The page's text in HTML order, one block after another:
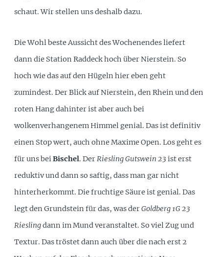
schaut. Wir stellen uns deshalb dazu.
Die Wohl beste Aussicht des Wochenendes liefert
dann die Station Raddeck hoch über Nierstein. So
hoch wie das auf den Hügeln hier eben geht
zumindest. Der Blick auf Nierstein, den Rhein und den
roten Hang dahinter ist aber auch bei
wolkenverhangenem Himmel genial. Das ist definitiv
einen Stop wert, auch ohne Maxime Open. Los geht es
für uns beiBischel. DerRiesling Gutswein 23 ist erst
reduktiv und dann so saftig, dass man gar nicht
hinterherkommt. Die fruchtige Säure ist genial. Das
legt den Grundstein für das, was derGoldberg 1G 23
Rieslingdann im Mund veranstaltet. So viel Zug und
Textur. Das tröstet dann auch über die nach erst 2